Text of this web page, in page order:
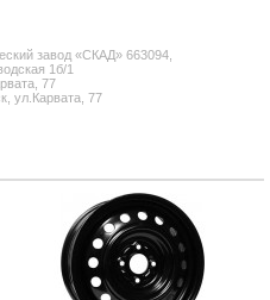
завод «СКАД» 663094,
1б/1
77
ул.Карвата, 77